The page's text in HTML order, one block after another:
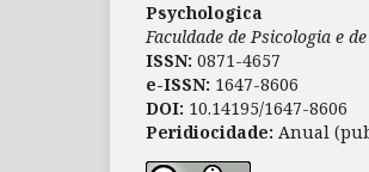
Psychologica
Faculdade de Psicologia e
ISSN: 0871-4657
e-ISSN: 1647-8606
DOI: 10.14195/1647-8606
Peridiocidade: Anual